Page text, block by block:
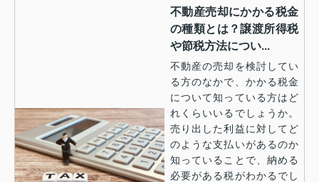
不動産売却にかかる税金
の種類とは？譲渡所得税
や節税方法につい...
不動産の売却を検討してい
る方のなかで、かかる税金
について知っている方はど
れくらいいるでしょうか。
売り出した利益に対してど
のような支払いがあるのか
知っていることで、納める
必要がある税がわかるでし